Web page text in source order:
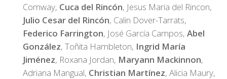
Comway, Cuca del Rincón, Jesus Maria del Rincon,
Julio Cesar del Rincón, Calin Dover-Tarrats,
Federico Farrington, José García Campos, Abel
González, Toñita Hambleton, Ingrid María
Jiménez, Roxana Jordan, Maryann Mackinnon,
Adriana Mangual, Christian Martínez, Alicia Maury,